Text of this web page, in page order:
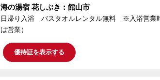
海の湯宿 花しぶき：館山市
日帰り入浴 バスタオルレンタル無料 ※入浴営業
は営業）
優待証を表示する